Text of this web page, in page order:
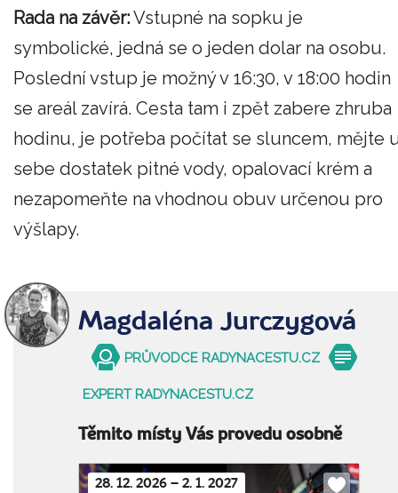
Rada na závěr:Vstupné na sopku je
symbolické, jedná se o jeden dolar na osobu.
Poslední vstup je možný v 16:30, v 18:00 hodin
se areál zavírá. Cesta tam i zpět zabere zhruba
hodinu, je potřeba počítat se sluncem, mějte
sebe dostatek pitné vody, opalovací krém a
nezapomeňte na vhodnou obuv určenou pro
výšlapy.
Magdaléna Jurczygová
PRŮVODCE RADYNACESTU.CZ
EXPERT RADYNACESTU.CZ
Těmito místy Vás provedu osobně
28. 12. 2026 – 2. 1. 2027